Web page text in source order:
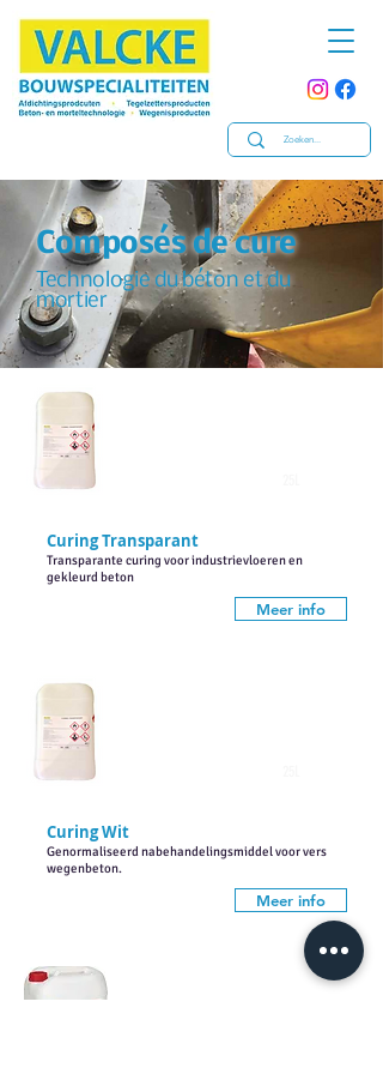
Composés de cure
Technologie du béton et du
mortier
Curing Transparant
Transparante curing voor industrievloeren en
gekleurd beton
Meer info
Curing Wit
Genormaliseerd nabehandelingsmiddel voor vers
wegenbeton.
Meer info